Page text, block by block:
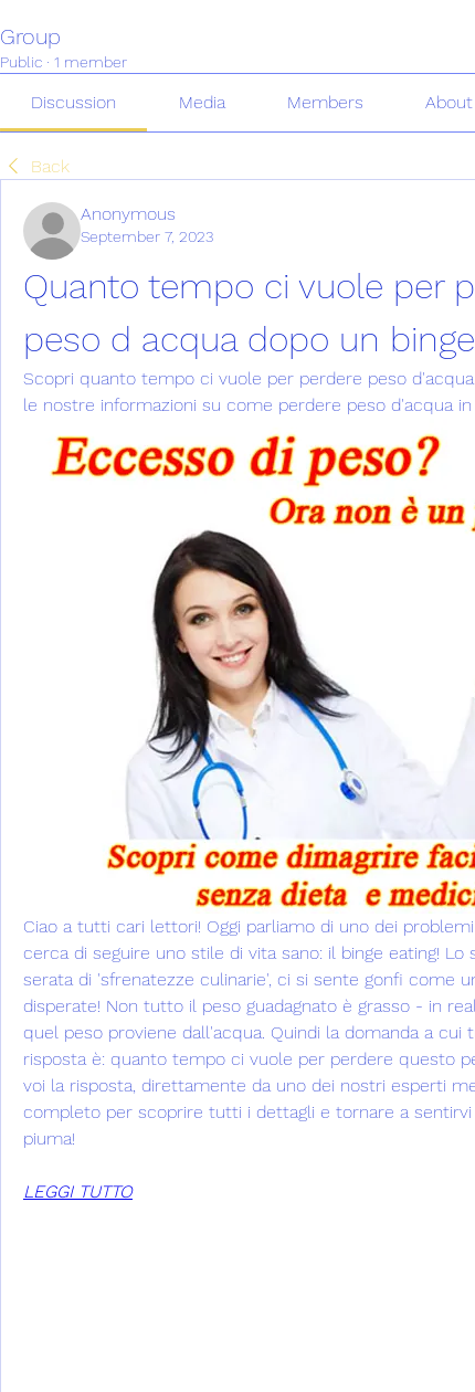
Group
Public · 1 member
Discussion Media Members About
Back
Anonymous
September 7, 2023
Quanto tempo ci vuole per
peso d acqua dopo un binge
Scopri quanto tempo ci vuole per perdere peso d'acqua
le nostre informazioni su come perdere peso d'acqua
Ciao a tutti cari lettori! Oggi parliamo di uno dei
cerca di seguire uno stile di vita sano: il binge eating! Lo
serata di 'sfrenatezze culinarie', ci si sente gonfi come
disperate! Non tutto il peso guadagnato è grasso - in
quel peso proviene dall'acqua. Quindi la domanda a cui
risposta è: quanto tempo ci vuole per perdere questo
voi la risposta, direttamente da uno dei nostri esperti
completo per scoprire tutti i dettagli e tornare a
piuma!
LEGGI TUTTO